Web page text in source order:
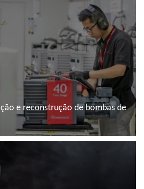
e reconstrução de bombas de